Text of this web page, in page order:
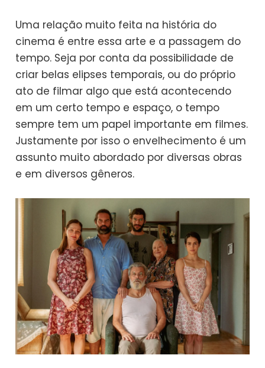
Uma relação muito feita na história do
cinema é entre essa arte e a passagem do
tempo. Seja por conta da possibilidade de
criar belas elipses temporais, ou do próprio
ato de filmar algo que está acontecendo
em um certo tempo e espaço, o tempo
sempre tem um papel importante em filmes.
Justamente por isso o envelhecimento é um
assunto muito abordado por diversas obras
e em diversos gêneros.